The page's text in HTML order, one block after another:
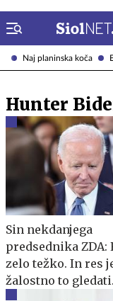
Naj planinska koča
Hunter
Sin nekdanjega
predsednika ZDA:
zelo težko. In res
žalostno to gledati.